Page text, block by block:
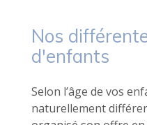
Nos
d'enfants
Selon l’âge de vos
naturellement